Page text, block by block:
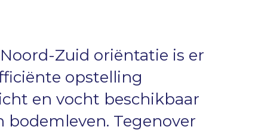
Zuid oriëntatie is er
opstelling
en vocht beschikbaar
Tegenover